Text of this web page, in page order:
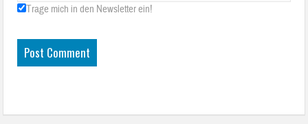
Trage mich in den Newsletter ein!